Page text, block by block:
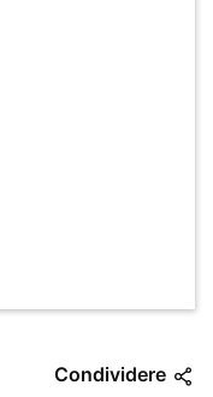
Condividere